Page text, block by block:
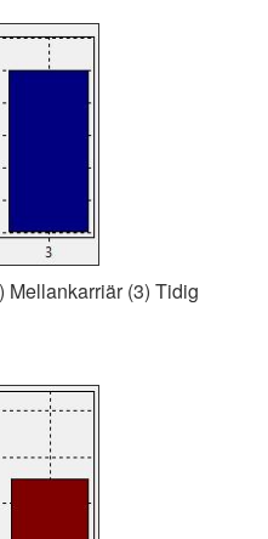
Mellankarriär (3) Tidig